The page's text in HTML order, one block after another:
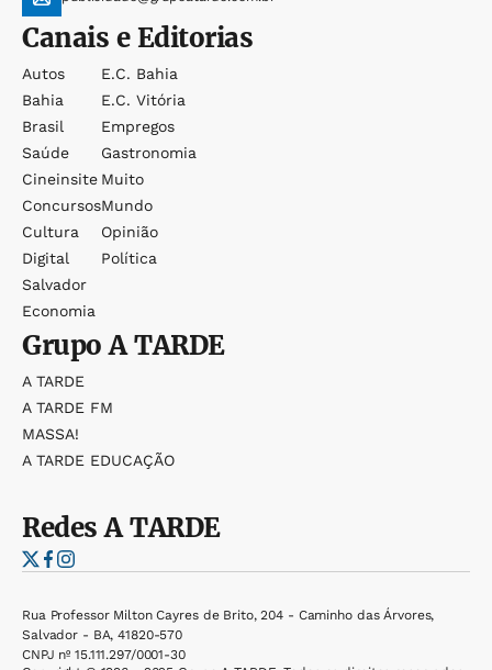
Canais e Editorias
Autos
Bahia
Brasil
Saúde
Cineinsite
Concursos
Cultura
Digital
Salvador
Economia
E.c. Bahia
E.c. Vitória
Empregos
Gastronomia
Muito
Mundo
Opinião
Política
GrupoA TARDE
A TARDE
A TARDE FM
MASSA!
A TARDE EDUCAÇÃO
RedesA TARDE
Rua Professor Milton Cayres de Brito, 204 - Caminho das Árvores,
Salvador - BA, 41820-570
CNPJ nº 15.111.297/0001-30